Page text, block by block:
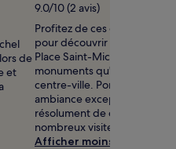
de
et
9.0/10 (2 avis)
Profitez de ces quelques
pour découvrir les environs
Place Saint-Michel, l'un des
monuments qu'abritent
centre-ville. Port, paysages
ambiance exceptionnelle :
résolument de quoi
nombreux visiteurs !
Afficher moins